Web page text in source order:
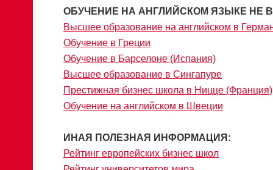
ОБУЧЕНИЕ НА АНГЛИЙСКОМ ЯЗЫКЕ НЕ
Высшее образование на английском в
Обучение в Греции
Обучение в Барселоне (Испания)
Высшее образование в Сингапуре
Престижная бизнес школа в Ницце (Франция)
Обучение на английском в Швеции
ИНАЯ ПОЛЕЗНАЯ ИНФОРМАЦИЯ:
Рейтинг европейских бизнес школ